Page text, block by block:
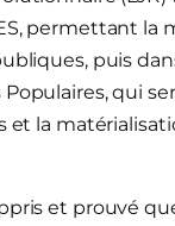
permettant la
puis
Populaires, qui
et la
et prouvé